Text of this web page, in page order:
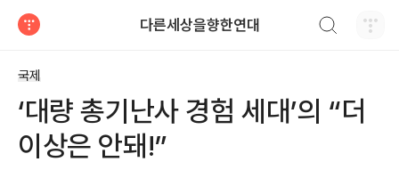
다른세상을향한연대
국제
‘대량 총기난사 경험 세대’의 “더
이상은 안돼!”